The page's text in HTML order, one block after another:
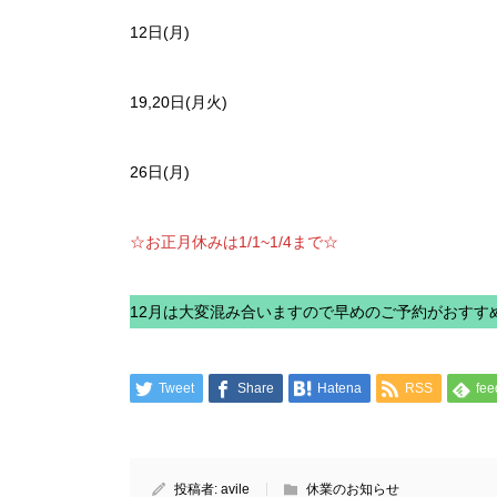
12日(月)
19,20日(月火)
26日(月)
☆お正月休みは1/1~1/4まで☆
12月は大変混み合いますので早めのご予約がおすす
Tweet Share Hatena RSS
投稿者: avile 休業のお知らせ